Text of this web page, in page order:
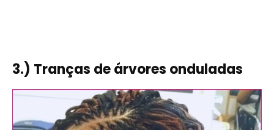
3.) Tranças de árvores onduladas